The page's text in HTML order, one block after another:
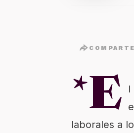
*E
l
laborales a